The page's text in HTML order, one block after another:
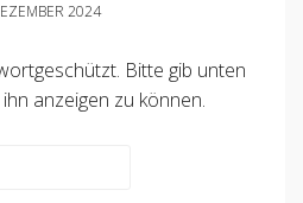
2024
Bitte gib unten
anzeigen zu können.